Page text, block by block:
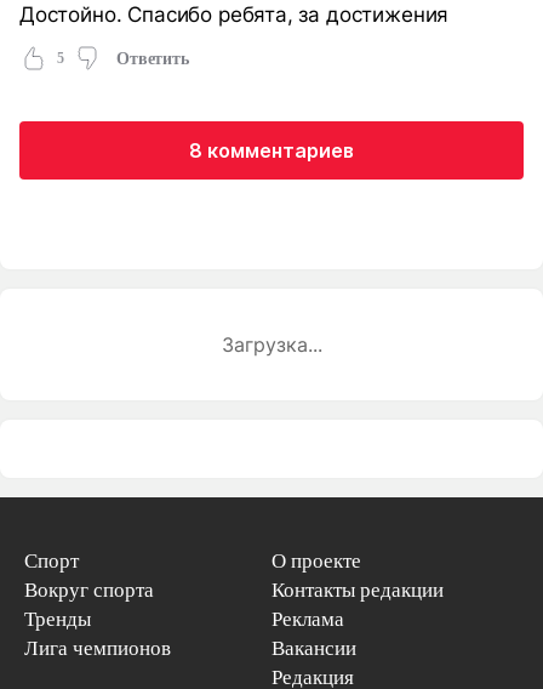
Достойно. Спасибо ребята, за достижения
5 Ответить
8 комментариев
Загрузка...
Спорт
Вокруг спорта
Тренды
Лига чемпионов
О проекте
Контакты редакции
Реклама
Вакансии
Редакция